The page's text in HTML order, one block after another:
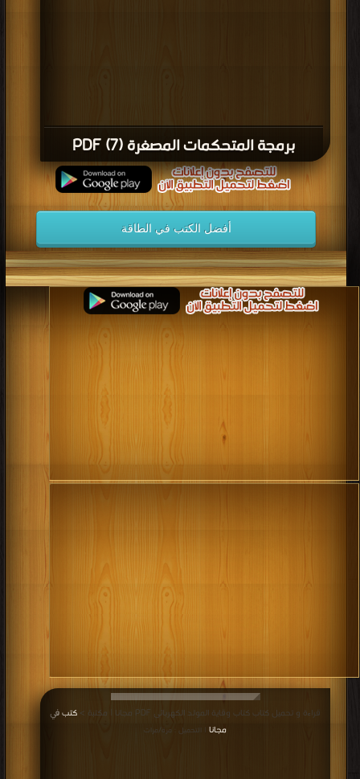
برمجة المتحكمات المصغرة (7) PDF
أفضل الكتب في الطاقة
قراءة و تحميل كتاب كتاب وقاية المولد الكهربائى PDF مجانا | مكتبة >
كتب في
مجانا | التحميل : مرة/مرات